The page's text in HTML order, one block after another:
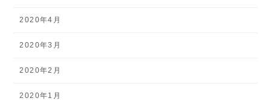
2020年4月
2020年3月
2020年2月
2020年1月